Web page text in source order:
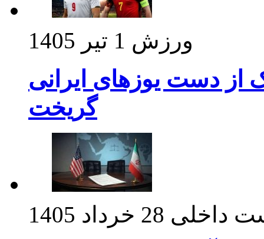
ورزش 1 تیر 1405
از دست یوزهای ایرانی
گریخت
داخلی 28 خرداد 1405